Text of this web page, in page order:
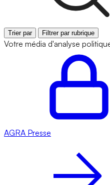
Trier par Filtrer par rubrique
Votre média d'analyse
AGRA Presse